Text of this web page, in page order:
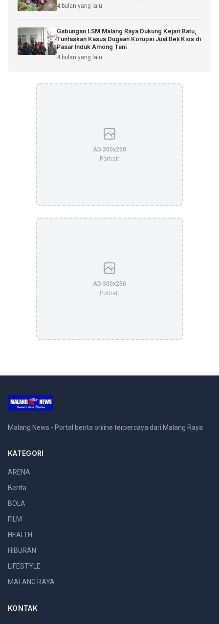
4 bulan yang lalu
Gabungan LSM Malang Raya Dukung Kejari Batu,
Tuntaskan Kasus Dugaan Korupsi Jual Beli Kios di
Pasar Induk Among Tani
4 bulan yang lalu
AD 300x250
Portrait
AD 300x250
Portrait
Malang News - Portal berita online terpercaya dari Malang Raya
KATEGORI
ARENA
Berita
BOLA
FILM
HEALTH
HIBURAN
LIFESTYLE
MALANG RAYA
KONTAK